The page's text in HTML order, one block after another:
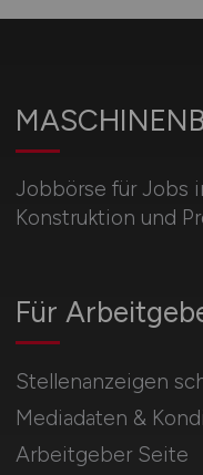
Jobbörse für Jobs
Konstruktion und
Für
Stellenanzeigen
Mediadaten &
Arbeitgeber Seite